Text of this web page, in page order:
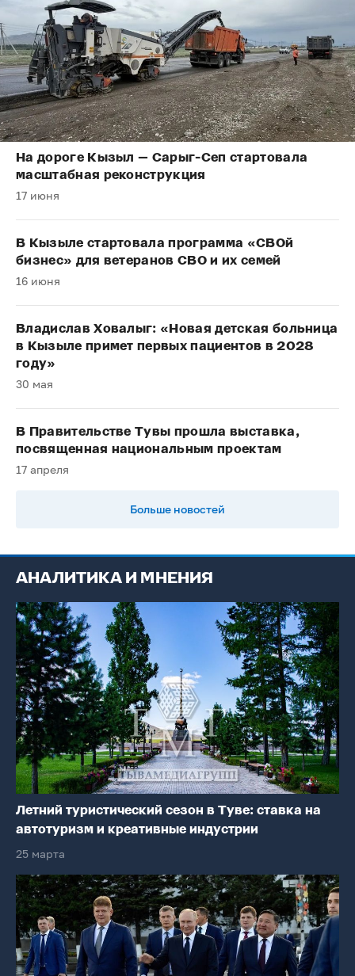
На дороге Кызыл — Сарыг-Сеп стартовала
масштабная реконструкция
17 июня
В Кызыле стартовала программа «СВОй
бизнес» для ветеранов СВО и их семей
16 июня
Владислав Ховалыг: «Новая детская больница
в Кызыле примет первых пациентов в 2028
году»
30 мая
В Правительстве Тувы прошла выставка,
посвященная национальным проектам
17 апреля
Больше новостей
АНАЛИТИКА И МНЕНИЯ
Летний туристический сезон в Туве: ставка на
автотуризм и креативные индустрии
25 марта